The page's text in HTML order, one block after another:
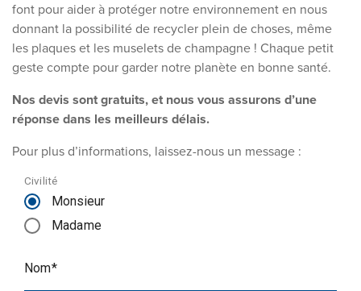
font pour aider à protéger notre environnement en nous
donnant la possibilité de recycler plein de choses, même
les plaques et les muselets de champagne ! Chaque petit
geste compte pour garder notre planète en bonne santé.
Nos devis sont gratuits, et nous vous assurons d’une
réponse dans les meilleurs délais.
Pour plus d’informations, laissez-nous un message :
Civilité
Monsieur
Madame
Nom